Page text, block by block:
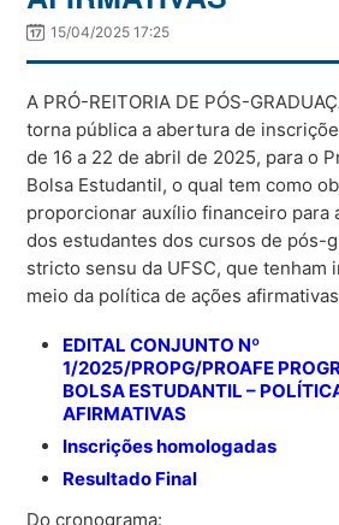
15/04/2025 17:25
A PRÓ-REITORIA DE PÓS-
torna pública a abertura de
de 16 a 22 de abril de 2025, para o
Bolsa Estudantil, o qual tem como
proporcionar auxílio financeiro para
dos estudantes dos cursos de pós-
stricto sensu da UFSC, que tenham
meio da política de ações
EDITAL CONJUNTO Nº
1/2025/PROPG/PROAFE
BOLSA ESTUDANTIL –
AFIRMATIVAS
Inscrições homologadas
Resultado Final
Do cronograma: